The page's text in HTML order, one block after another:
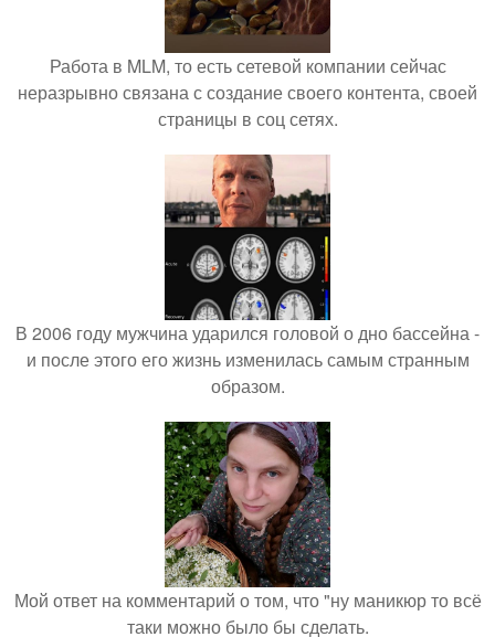
Работа в MLM, то есть сетевой компании сейчас
неразрывно связана с создание своего контента, своей
страницы в соц сетях.
В 2006 году мужчина ударился головой о дно бассейна -
и после этого его жизнь изменилась самым странным
образом.
Мой ответ на комментарий о том, что "ну маникюр то всё
таки можно было бы сделать.